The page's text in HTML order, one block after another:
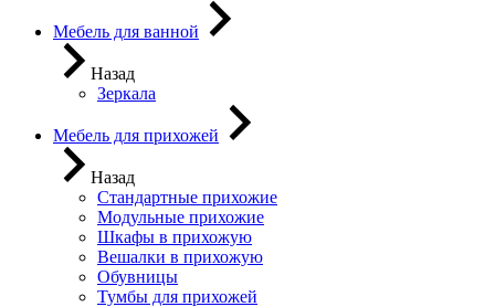
Мебель для ванной
Назад
Зеркала
Мебель для прихожей
Назад
Стандартные прихожие
Модульные прихожие
Шкафы в прихожую
Вешалки в прихожую
Обувницы
Тумбы для прихожей